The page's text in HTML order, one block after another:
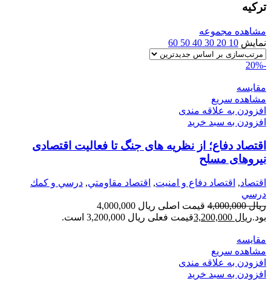
ترکیه
مشاهده مجموعه
نمایش 10
20
30
40
50
60
-20%
مقایسه
مشاهده سریع
افزودن به علاقه مندی
افزودن به سبد خرید
اقتصاد دفاع؛ از نظریه های جنگ تا فعالیت اقتصادی
نیروهای مسلح
اقتصاد, اقتصاد دفاع و امنیت, اقتصاد مقاومتي, درسي و كمك
درسي
ریال4,000,000
قیمت اصلی ریال 4,000,000
بود.ریال قیمت فعلی ریال 3,200,000 است.
مقایسه
مشاهده سریع
افزودن به علاقه مندی
افزودن به سبد خرید